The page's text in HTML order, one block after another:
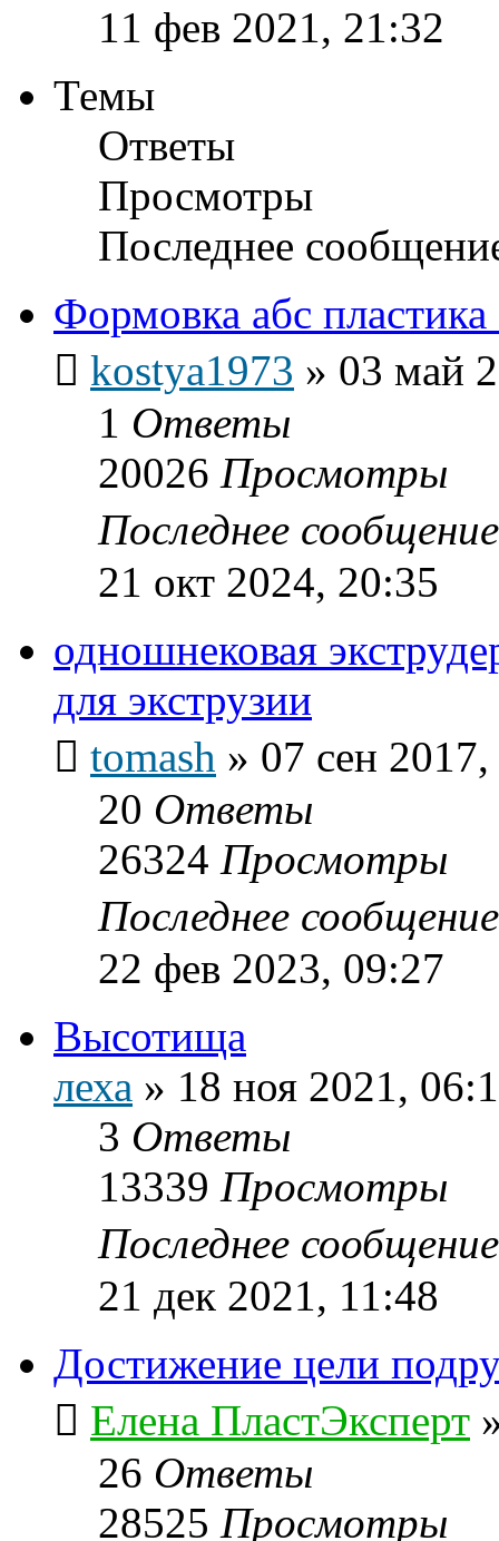
11 фев 2021, 21:32
Темы
Ответы
Просмотры
Последнее
Формовка абс
kostya1973 » 03 май
1 Ответы
20026 Просмотры
Последнее
21 окт 2024, 20:35
одношнековая
для экструзии
tomash » 07 сен
20 Ответы
26324 Просмотры
Последнее
22 фев 2023, 09:27
Высотища
леха » 18 ноя 2021,
3 Ответы
13339 Просмотры
Последнее
21 дек 2021, 11:48
Достижение цели
Елена ПластЭксперт
26 Ответы
28525 Просмотры